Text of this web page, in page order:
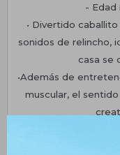
- Edad
• Divertido
sonidos de relincho,
casa se
•Además de
muscular, el